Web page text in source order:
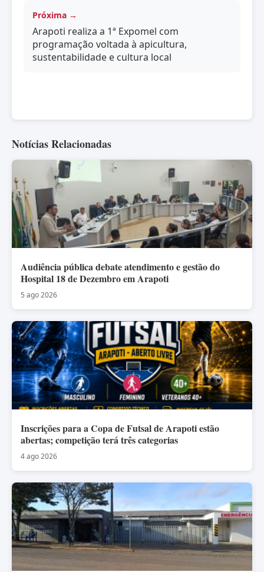
Próxima →
Arapoti realiza a 1ª Expomel com
programação voltada à apicultura,
sustentabilidade e cultura local
Notícias Relacionadas
Audiência pública debate atendimento e gestão do
Hospital 18 de Dezembro em Arapoti
5 ago 2026
Inscrições para a Copa de Futsal de Arapoti estão
abertas; competição terá três categorias
4 ago 2026